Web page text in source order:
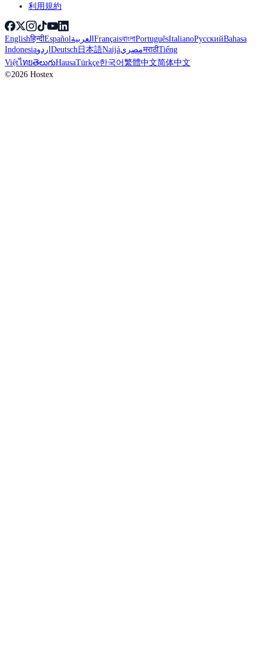
利用規約
Englishहिन्दीEspañolالعربيةFrançaisবাংলাPortuguêsItalianoРусскийBahasa
IndonesiaاردوDeutsch日本語NaijáمصريमराठीTiếng
ViệtไทยతెలుగుHausaTürkçe한국어繁體中文简体中文
©2026 Hostex